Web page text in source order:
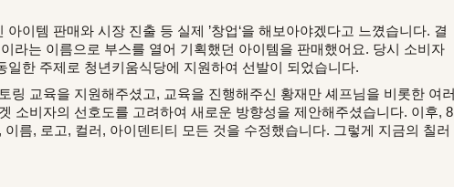
이템 판매와 시장 진출 등 실제 ’창업‘을 해보아야겠다고 느꼈습니다. 결
라는 이름으로 부스를 열어 기획했던 아이템을 판매했어요. 당시 소비자
한 주제로 청년키움식당에 지원하여 선발이 되었습니다.
링 교육을 지원해주셨고, 교육을 진행해주신 황재만 셰프님을 비롯한 여러
소비자의 선호도를 고려하여 새로운 방향성을 제안해주셨습니다. 이후, 8
름, 로고, 컬러, 아이덴티티 모든 것을 수정했습니다. 그렇게 지금의 칠러